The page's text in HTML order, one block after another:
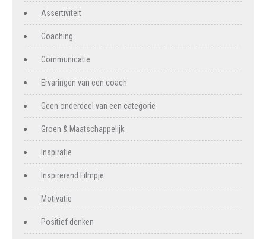
Assertiviteit
Coaching
Communicatie
Ervaringen van een coach
Geen onderdeel van een categorie
Groen & Maatschappelijk
Inspiratie
Inspirerend Filmpje
Motivatie
Positief denken